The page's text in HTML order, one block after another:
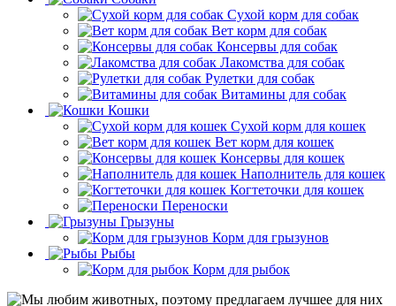
Сухой корм для собак
Вет корм для собак
Консервы для собак
Лакомства для собак
Рулетки для собак
Витамины для собак
Кошки
Сухой корм для кошек
Вет корм для кошек
Консервы для кошек
Наполнитель для кошек
Когтеточки для кошек
Переноски
Грызуны
Корм для грызунов
Рыбы
Корм для рыбок